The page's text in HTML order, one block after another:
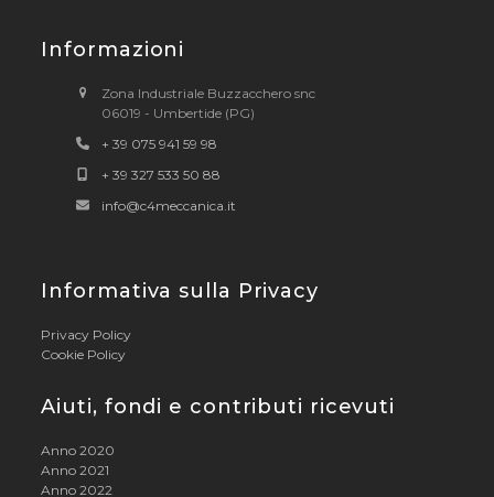
Informazioni
Zona Industriale Buzzacchero snc
06019 - Umbertide (PG)
+ 39 075 941 59 98
+ 39 327 533 50 88
info@c4meccanica.it
Informativa sulla Privacy
Privacy Policy
Cookie Policy
Aiuti, fondi e contributi ricevuti
Anno 2020
Anno 2021
Anno 2022